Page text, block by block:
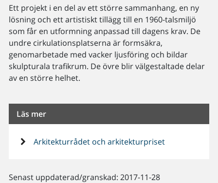
Ett projekt i en del av ett större sammanhang, en ny
lösning och ett artistiskt tillägg till en 1960-talsmiljö
som får en utformning anpassad till dagens krav. De
undre cirkulationsplatserna är formsäkra,
genomarbetade med vacker ljusföring och bildar
skulpturala trafikrum. De övre blir välgestaltade delar
av en större helhet.
Läs mer
Arkitekturrådet och arkitekturpriset
Senast uppdaterad/granskad: 2017-11-28